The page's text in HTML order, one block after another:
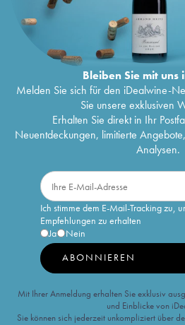
Bleiben Sie mit uns
Melden Sie sich für den iDealwine-
Sie unsere exklusiven
Erhalten Sie direkt in Ihr
Neuentdeckungen, limitierte
Analysen.
Ich stimme dem E-Mail-Tracking zu,
Empfehlungen zu erhalten
Ja
Nein
ABONNIEREN
Mit Ihrer Anmeldung erhalten Sie exklusiv
und Einblicke von
Sie können sich jederzeit unkompliziert über